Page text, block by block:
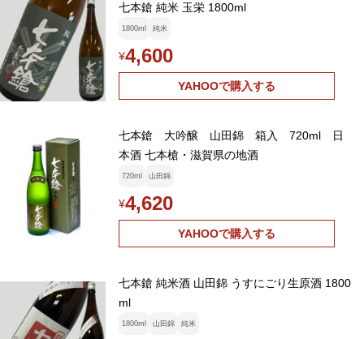
七本鎗 純米 玉栄 1800ml
1800ml 純米
¥4,600
YAHOOで購入する
七本鎗 大吟醸 山田錦 箱入 720ml 日
本酒 七本槍・滋賀県の地酒
720ml 山田錦
¥4,620
YAHOOで購入する
七本鎗 純米酒 山田錦 うすにごり生原酒 1800
ml
1800ml 山田錦 純米